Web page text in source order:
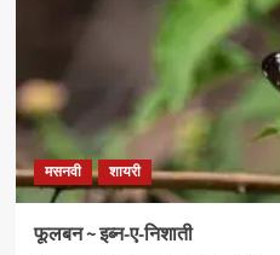
मसनवी शायरी
फूलबन ~ इब्न-ए-निशाती